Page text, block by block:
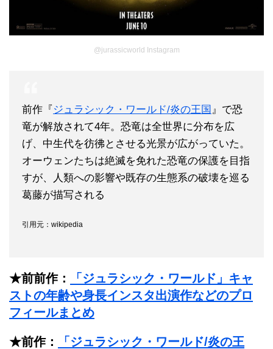
@jurassicworld Instagram
前作『 ジュラシック・ワールド/炎の王国 』で恐
竜が解放されて4年。恐竜は全世界に分布を広
げ、中生代を彷彿とさせる光景が広がっていた。
オーウェンたちは絶滅を免れた恐竜の保護を目指
すが、人類への影響や既存の生態系の破壊を巡る
葛藤が描写される
引用元：wikipedia
★前前作：
「ジュラシック・ワールド」キャ
ストの年齢や身長インスタ出演作などのプロ
フィールまとめ
★前作：
「ジュラシック・ワールド/炎の王